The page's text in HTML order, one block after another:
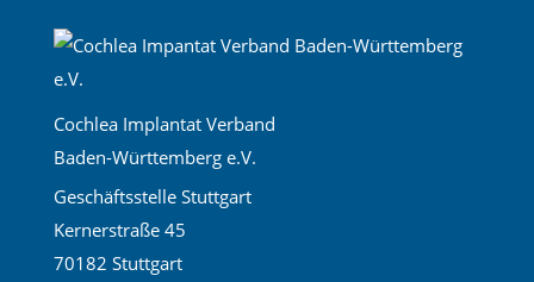
Cochlea Implantat Verband
Baden-Württemberg e.V.
Geschäftsstelle Stuttgart
Kernerstraße 45
70182 Stuttgart